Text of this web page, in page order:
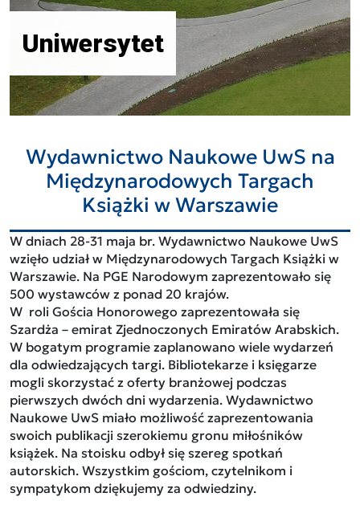
Uniwersytet
Wydawnictwo Naukowe UwS na
Międzynarodowych Targach
Książki w Warszawie
W dniach 28-31 maja br. Wydawnictwo Naukowe UwS
wzięło udział w Międzynarodowych Targach Książki w
Warszawie. Na PGE Narodowym zaprezentowało się
500 wystawców z ponad 20 krajów.
W roli Gościa Honorowego zaprezentowała się
Szardża – emirat Zjednoczonych Emiratów Arabskich.
W bogatym programie zaplanowano wiele wydarzeń
dla odwiedzających targi. Bibliotekarze i księgarze
mogli skorzystać z oferty branżowej podczas
pierwszych dwóch dni wydarzenia. Wydawnictwo
Naukowe UwS miało możliwość zaprezentowania
swoich publikacji szerokiemu gronu miłośników
książek. Na stoisku odbył się szereg spotkań
autorskich. Wszystkim gościom, czytelnikom i
sympatykom dziękujemy za odwiedziny.